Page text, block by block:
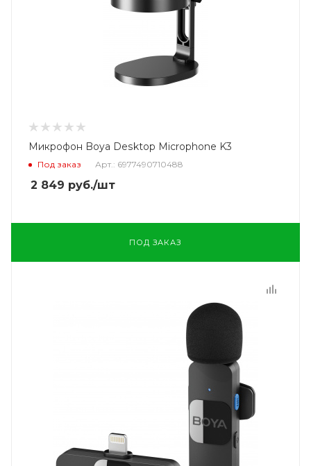
Микрофон Boya Desktop Microphone K3
Под заказ Арт.: 6977490710488
2 849 руб./шт
ПОД ЗАКАЗ